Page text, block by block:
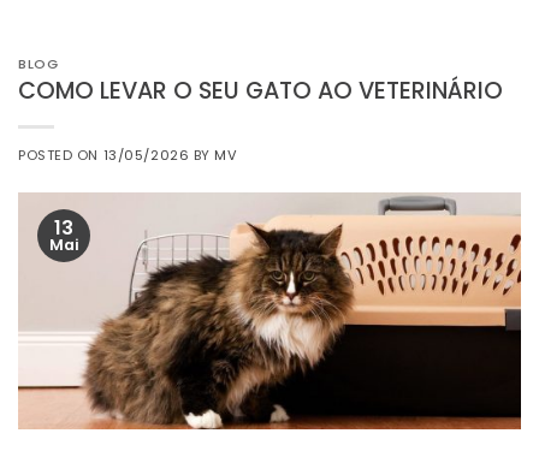
BLOG
COMO LEVAR O SEU GATO AO VETERINÁRIO
POSTED ON 13/05/2026 BY MV
13
Mai